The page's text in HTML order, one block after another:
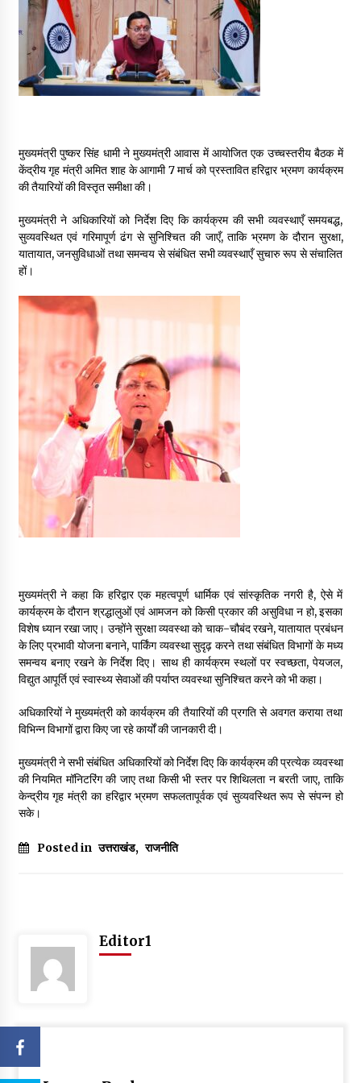
May 16, 2022
Thought Of The Day 14 May
May 14, 2022
May 13, 2022
May 12, 2022
Thought Of The Day 10 May
May 10, 2022
Thought Of The Day 9 May
May 9, 2022
मुख्यमंत्री पुष्कर सिंह धामी ने मुख्यमंत्री आवास में आयोजित एक उच्चस्तरीय बैठक में
केंद्रीय गृह मंत्री अमित शाह के आगामी 7 मार्च को प्रस्तावित हरिद्वार भ्रमण कार्यक्रम
की तैयारियों की विस्तृत समीक्षा की।
मुख्यमंत्री ने अधिकारियों को निर्देश दिए कि कार्यक्रम की सभी व्यवस्थाएँ समयबद्ध,
सुव्यवस्थित एवं गरिमापूर्ण ढंग से सुनिश्चित की जाएँ, ताकि भ्रमण के दौरान सुरक्षा,
यातायात, जनसुविधाओं तथा समन्वय से संबंधित सभी व्यवस्थाएँ सुचारु रूप से संचालित
हों।
मुख्यमंत्री ने कहा कि हरिद्वार एक महत्वपूर्ण धार्मिक एवं सांस्कृतिक नगरी है, ऐसे में
कार्यक्रम के दौरान श्रद्धालुओं एवं आमजन को किसी प्रकार की असुविधा न हो, इसका
विशेष ध्यान रखा जाए। उन्होंने सुरक्षा व्यवस्था को चाक-चौबंद रखने, यातायात प्रबंधन
के लिए प्रभावी योजना बनाने, पार्किंग व्यवस्था सुदृढ़ करने तथा संबंधित विभागों के मध्य
समन्वय बनाए रखने के निर्देश दिए। साथ ही कार्यक्रम स्थलों पर स्वच्छता, पेयजल,
विद्युत आपूर्ति एवं स्वास्थ्य सेवाओं की पर्याप्त व्यवस्था सुनिश्चित करने को भी कहा।
अधिकारियों ने मुख्यमंत्री को कार्यक्रम की तैयारियों की प्रगति से अवगत कराया तथा
विभिन्न विभागों द्वारा किए जा रहे कार्यों की जानकारी दी।
मुख्यमंत्री ने सभी संबंधित अधिकारियों को निर्देश दिए कि कार्यक्रम की प्रत्येक व्यवस्था
की नियमित मॉनिटरिंग की जाए तथा किसी भी स्तर पर शिथिलता न बरती जाए, ताकि
केन्द्रीय गृह मंत्री का हरिद्वार भ्रमण सफलतापूर्वक एवं सुव्यवस्थित रूप से संपन्न हो
सके।
Posted in उत्तराखंड, राजनीति
Editor1